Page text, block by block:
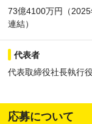
73億4100万円（
連結）
代表者
代表取締役社長執行
応募について